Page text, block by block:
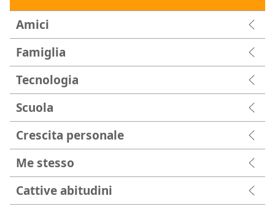
Amici
Famiglia
Tecnologia
Scuola
Crescita personale
Me stesso
Cattive abitudini